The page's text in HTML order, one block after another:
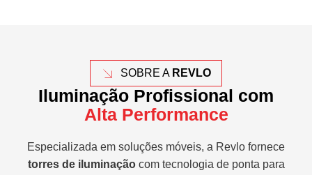
SOBRE A REVLO
Iluminação Profissional com
Alta Performance
Especializada em soluções móveis, a Revlo fornece
torres de iluminaçãocom tecnologia de ponta para